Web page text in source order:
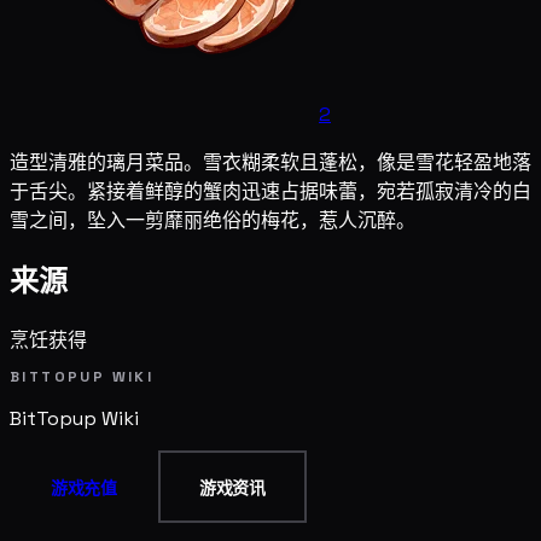
2
造型清雅的璃月菜品。雪衣糊柔软且蓬松，像是雪花轻盈地落
于舌尖。紧接着鲜醇的蟹肉迅速占据味蕾，宛若孤寂清冷的白
雪之间，坠入一剪靡丽绝俗的梅花，惹人沉醉。
来源
烹饪获得
BITTOPUP WIKI
BitTopup Wiki
游戏充值 游戏资讯